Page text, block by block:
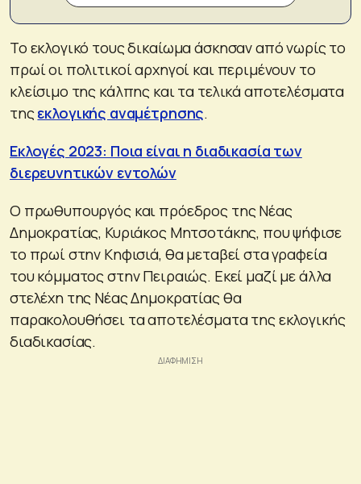
Το εκλογικό τους δικαίωμα άσκησαν από νωρίς το
πρωί οι πολιτικοί αρχηγοί και περιμένουν το
κλείσιμο της κάλπης και τα τελικά αποτελέσματα
τηςεκλογικής αναμέτρησης.
Εκλογές 2023: Ποια είναι η διαδικασία των
διερευνητικών εντολών
Ο πρωθυπουργός και πρόεδρος της Νέας
Δημοκρατίας, Κυριάκος Μητσοτάκης, που ψήφισε
το πρωί στην Κηφισιά, θα μεταβεί στα γραφεία
του κόμματος στην Πειραιώς. Εκεί μαζί με άλλα
στελέχη της Νέας Δημοκρατίας θα
παρακολουθήσει τα αποτελέσματα της εκλογικής
διαδικασίας.